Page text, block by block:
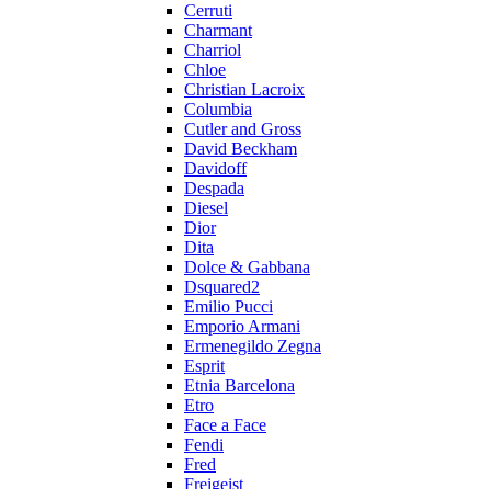
Cerruti
Charmant
Charriol
Chloe
Christian Lacroix
Columbia
Cutler and Gross
David Beckham
Davidoff
Despada
Diesel
Dior
Dita
Dolce & Gabbana
Dsquared2
Emilio Pucci
Emporio Armani
Ermenegildo Zegna
Esprit
Etnia Barcelona
Etro
Face a Face
Fendi
Fred
Freigeist